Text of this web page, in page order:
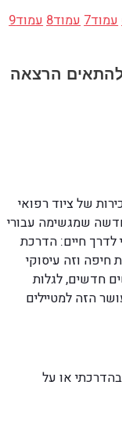
עמוד7עמוד8עמוד9
הרצאה
של ציוד רפואי
שמגשימה עבורי
לדרך חיים: הדרכת
חיפה וזה עיסוקי
אנשים חדשים, לגלות
הזה למטיילים
או על